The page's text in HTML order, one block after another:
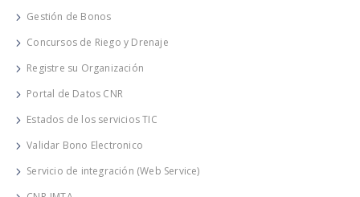
Gestión de Bonos
Concursos de Riego y Drenaje
Registre su Organización
Portal de Datos CNR
Estados de los servicios TIC
Validar Bono Electronico
Servicio de integración (Web Service)